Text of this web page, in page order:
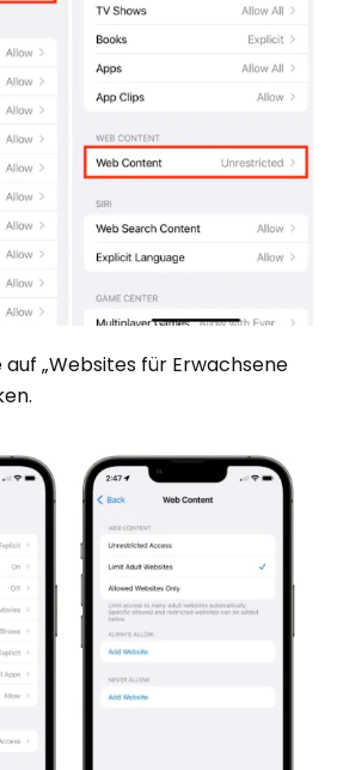
„Websites für Erwachsene